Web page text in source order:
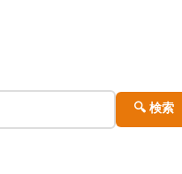
🔍 検索